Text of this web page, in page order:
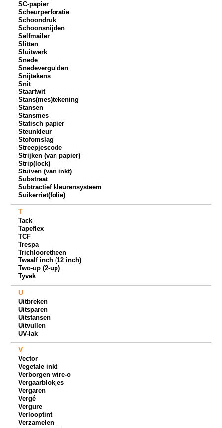
SC-papier
Scheurperforatie
Schoondruk
Schoonsnijden
Selfmailer
Slitten
Sluitwerk
Snede
Snedevergulden
Snijtekens
Snit
Staartwit
Stans(mes)tekening
Stansen
Stansmes
Statisch papier
Steunkleur
Stofomslag
Streepjescode
Strijken (van papier)
Strip(lock)
Stuiven (van inkt)
Substraat
Subtractief kleurensysteem
Suikerriet(folie)
T
Tack
Tapeflex
TCF
Trespa
Trichlooretheen
Twaalf inch (12 inch)
Two-up (2-up)
Tyvek
U
Uitbreken
Uitsparen
Uitstansen
Uitvullen
UV-lak
V
Vector
Vegetale inkt
Verborgen wire-o
Vergaarblokjes
Vergaren
Vergé
Vergure
Verlooptint
Verzamelen